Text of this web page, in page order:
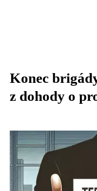
Konec
z dohody o